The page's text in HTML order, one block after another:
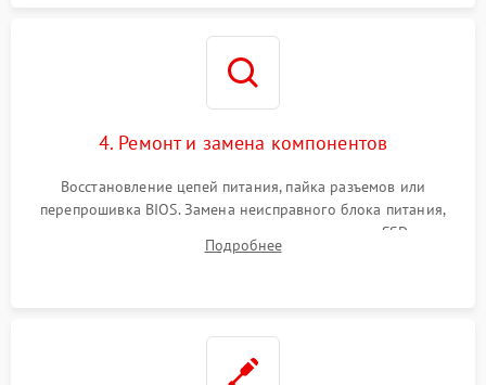
4. Ремонт и замена компонентов
Восстановление цепей питания, пайка разъемов или
перепрошивка BIOS. Замена неисправного блока питания,
видеокарты, процессора или установка нового SSD для
восстановления и повышения скорости работы системы.
Подробнее